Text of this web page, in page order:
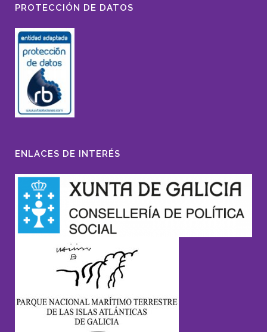
PROTECCIÓN DE DATOS
ENLACES DE INTERÉS